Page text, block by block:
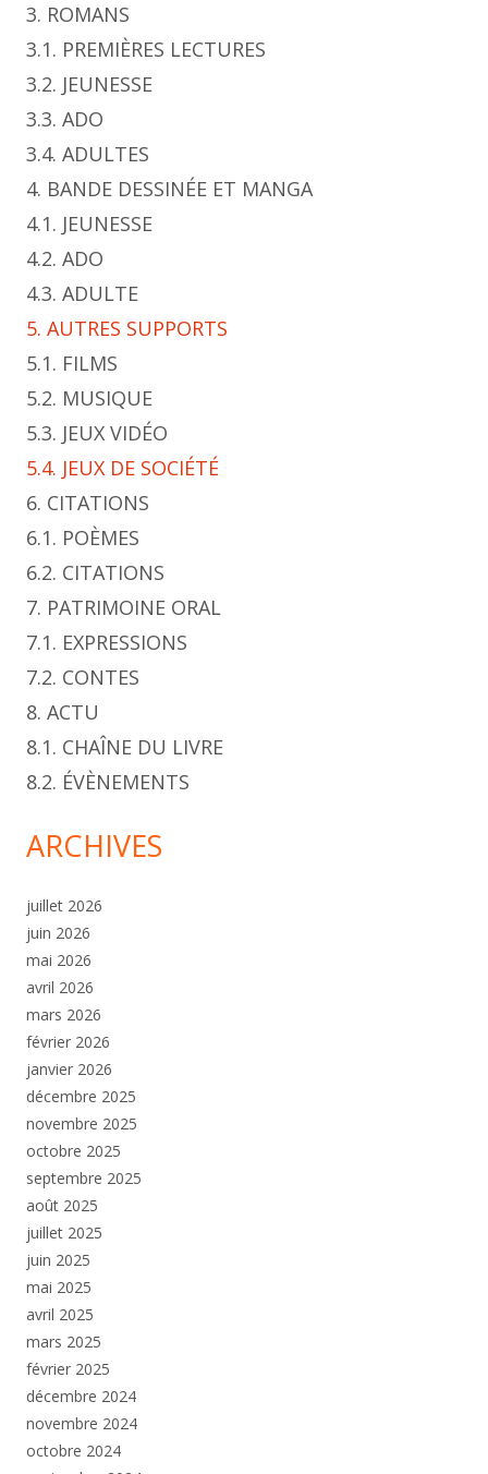
3. ROMANS
3.1. PREMIÈRES LECTURES
3.2. JEUNESSE
3.3. ADO
3.4. ADULTES
4. BANDE DESSINÉE ET MANGA
4.1. JEUNESSE
4.2. ADO
4.3. ADULTE
5. AUTRES SUPPORTS
5.1. FILMS
5.2. MUSIQUE
5.3. JEUX VIDÉO
5.4. JEUX DE SOCIÉTÉ
6. CITATIONS
6.1. POÈMES
6.2. CITATIONS
7. PATRIMOINE ORAL
7.1. EXPRESSIONS
7.2. CONTES
8. ACTU
8.1. CHAÎNE DU LIVRE
8.2. ÉVÈNEMENTS
ARCHIVES
juillet 2026
juin 2026
mai 2026
avril 2026
mars 2026
février 2026
janvier 2026
décembre 2025
novembre 2025
octobre 2025
septembre 2025
août 2025
juillet 2025
juin 2025
mai 2025
avril 2025
mars 2025
février 2025
décembre 2024
novembre 2024
octobre 2024